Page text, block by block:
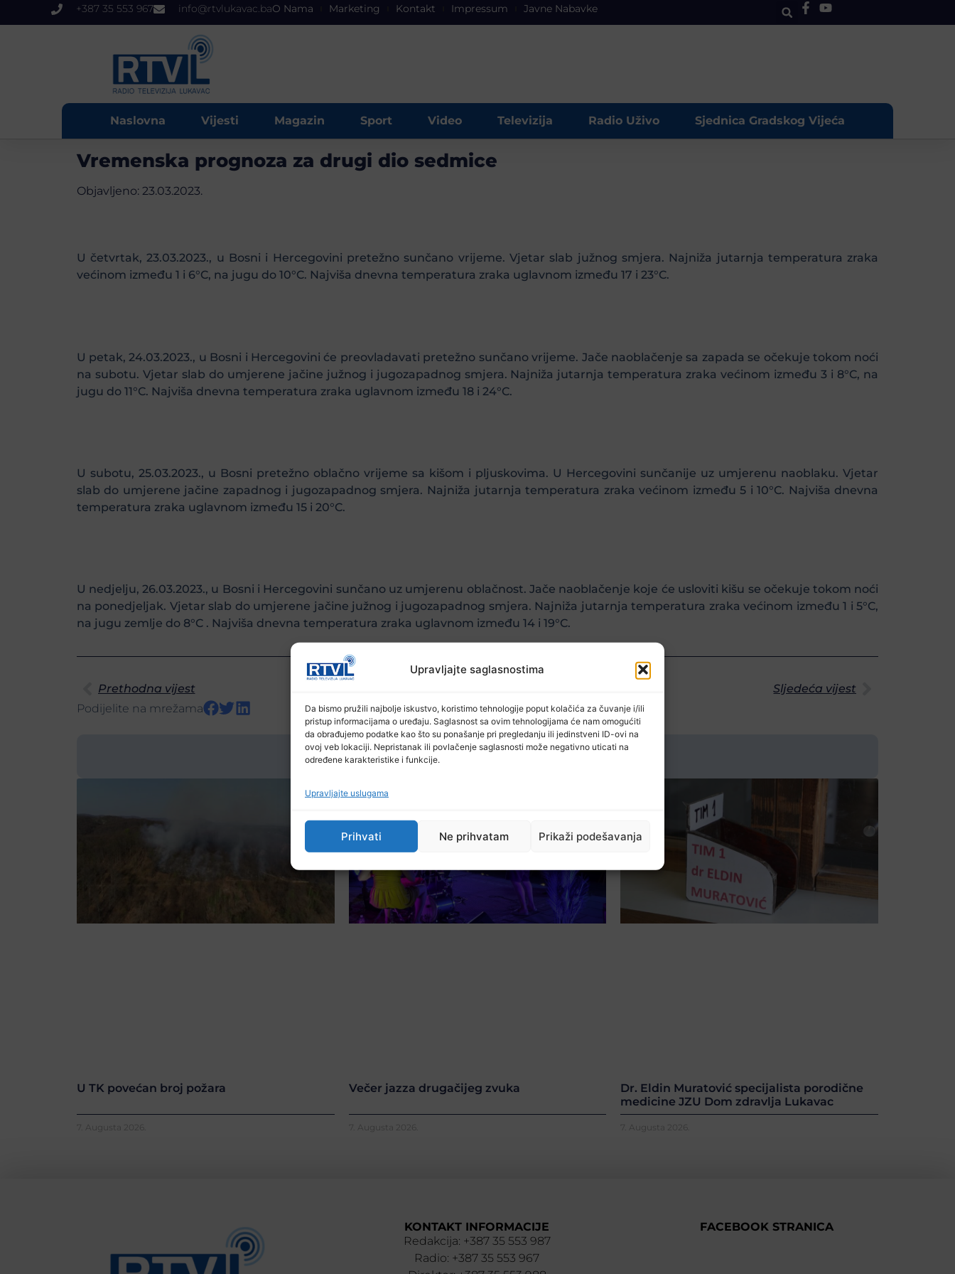
Upravljajte saglasnostima
Da bismo pružili najbolje iskustvo, koristimo tehnologije poput kolačića za čuvanje i/ili
pristup informacijama o uređaju. Saglasnost sa ovim tehnologijama će nam omogućiti
da obrađujemo podatke kao što su ponašanje pri pregledanju ili jedinstveni ID-ovi na
ovoj veb lokaciji. Nepristanak ili povlačenje saglasnosti može negativno uticati na
određene karakteristike i funkcije.
Upravljajte uslugama
Prihvati Ne prihvatam Prikaži podešavanja
+387 35 553 967 info@rtvlukavac.baO Nama Marketing Kontakt Impressum Javne Nabavke
Naslovna Vijesti Magazin Sport Video Televizija Radio Uživo Sjednica Gradskog Vijeća
Vremenska prognoza za drugi dio sedmice
Objavljeno: 23.03.2023.
U četvrtak, 23.03.2023., u Bosni i Hercegovini pretežno sunčano vrijeme. Vjetar slab južnog smjera. Najniža jutarnja temperatura zraka
većinom između 1 i 6°C, na jugu do 10°C. Najviša dnevna temperatura zraka uglavnom između 17 i 23°C.
U petak, 24.03.2023., u Bosni i Hercegovini će preovladavati pretežno sunčano vrijeme. Jače naoblačenje sa zapada se očekuje tokom noći
na subotu. Vjetar slab do umjerene jačine južnog i jugozapadnog smjera. Najniža jutarnja temperatura zraka većinom između 3 i 8°C, na
jugu do 11°C. Najviša dnevna temperatura zraka uglavnom između 18 i 24°C.
U subotu, 25.03.2023., u Bosni pretežno oblačno vrijeme sa kišom i pljuskovima. U Hercegovini sunčanije uz umjerenu naoblaku. Vjetar
slab do umjerene jačine zapadnog i jugozapadnog smjera. Najniža jutarnja temperatura zraka većinom između 5 i 10°C. Najviša dnevna
temperatura zraka uglavnom između 15 i 20°C.
U nedjelju, 26.03.2023., u Bosni i Hercegovini sunčano uz umjerenu oblačnost. Jače naoblačenje koje će usloviti kišu se očekuje tokom noći
na ponedjeljak. Vjetar slab do umjerene jačine južnog i jugozapadnog smjera. Najniža jutarnja temperatura zraka većinom između 1 i 5°C,
na jugu zemlje do 8°C . Najviša dnevna temperatura zraka uglavnom između 14 i 19°C.
Prethodna vijest
Sljedeća vijest
Podijelite na mrežama
Ostale novosti
U TK povećan broj požara
7. Augusta 2026.
Večer jazza drugačijeg zvuka
7. Augusta 2026.
Dr. Eldin Muratović specijalista porodične
medicine JZU Dom zdravlja Lukavac
7. Augusta 2026.
KONTAKT INFORMACIJE
Redakcija: +387 35 553 987
Radio: +387 35 553 967
FACEBOOK STRANICA